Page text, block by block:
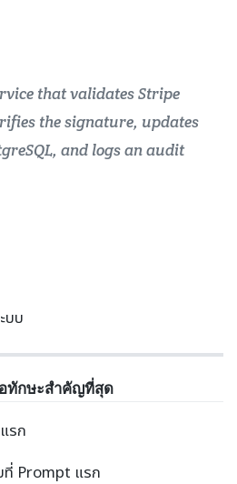
that validates Stripe
the signature, updates
and logs an audit
บบ
ทักษะสำคัญที่สุด
รก
ที่ Prompt แรก